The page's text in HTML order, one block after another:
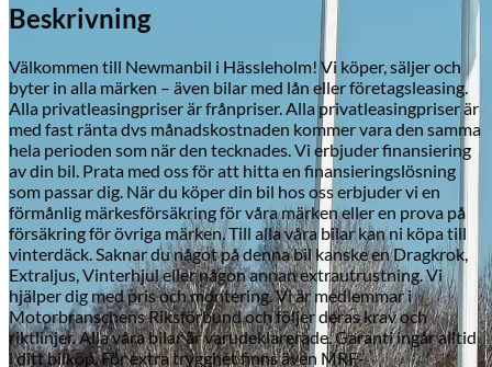
Beskrivning
Välkommen till Newmanbil i Hässleholm! Vi köper, säljer och
byter in alla märken – även bilar med lån eller företagsleasing.
Alla privatleasingpriser är frånpriser. Alla privatleasingpriser är
med fast ränta dvs månadskostnaden kommer vara den samma
hela perioden som när den tecknades. Vi erbjuder finansiering
av din bil. Prata med oss för att hitta en finansieringslösning
som passar dig. När du köper din bil hos oss erbjuder vi en
förmånlig märkesförsäkring för våra märken eller en prova på
försäkring för övriga märken. Till alla våra bilar kan ni köpa till
vinterdäck. Saknar du något på denna bil kanske en Dragkrok,
Extraljus, Vinterhjul eller någon annan extrautrustning. Vi
hjälper dig med pris och montering. Vi är medlemmar i
Motorbranschens Riksförbund och följer deras krav och
riktlinjer. Alla våra bilar är varudeklarerade. Garanti ingår alltid
i ditt bilköp. För extra trygghet finns även MRF-